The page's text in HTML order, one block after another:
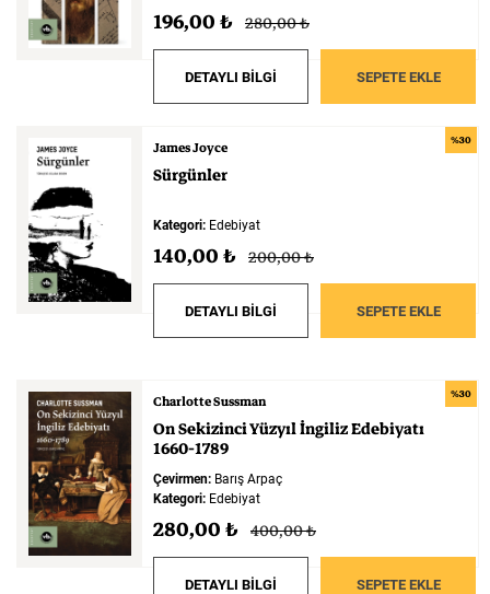
196,00 ₺ 280,00 ₺
DETAYLI BİLGİ SEPETE EKLE
%30
James Joyce
Sürgünler
Kategori: Edebiyat
140,00 ₺ 200,00 ₺
DETAYLI BİLGİ SEPETE EKLE
%30
Charlotte Sussman
OnSekizinciYüzyılİngilizEdebiyatı
1660-1789
Çevirmen: Barış Arpaç
Kategori: Edebiyat
280,00 ₺ 400,00 ₺
DETAYLI BİLGİ SEPETE EKLE